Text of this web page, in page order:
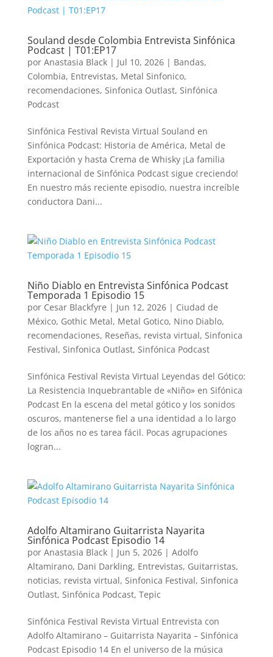
Souland desde Colombia Entrevista Sinfónica
Podcast | T01:EP17
por Anastasia Black| Jul 10, 2026| Bandas,
Colombia, Entrevistas, Metal Sinfonico,
recomendaciones, Sinfonica Outlast, Sinfónica
Podcast
Sinfónica Festival Revista Virtual Souland en
Sinfónica Podcast: Historia de América, Metal de
Exportación y hasta Crema de Whisky ¡La familia
internacional de Sinfónica Podcast sigue creciendo!
En nuestro más reciente episodio, nuestra increíble
conductora Dani...
Niño Diablo en Entrevista Sinfónica Podcast
Temporada 1 Episodio 15
por Cesar Blackfyre | Jun 12, 2026| Ciudad de
México, Gothic Metal, Metal Gotico, Nino Diablo,
recomendaciones, Reseñas, revista virtual, Sinfonica
Festival, Sinfonica Outlast, Sinfónica Podcast
Sinfónica Festival Revista Virtual Leyendas del Gótico:
La Resistencia Inquebrantable de «Niño» en Sifónica
Podcast En la escena del metal gótico y los sonidos
oscuros, mantenerse fiel a una identidad a lo largo
de los años no es tarea fácil. Pocas agrupaciones
logran...
Adolfo Altamirano Guitarrista Nayarita
Sinfónica Podcast Episodio 14
por Anastasia Black| Jun 5, 2026| Adolfo
Altamirano, Dani Darkling, Entrevistas, Guitarristas,
noticias, revista virtual, Sinfonica Festival, Sinfonica
Outlast, Sinfónica Podcast, Tepic
Sinfónica Festival Revista Virtual Entrevista con
Adolfo Altamirano – Guitarrista Nayarita – Sinfónica
Podcast Episodio 14 En el universo de la música